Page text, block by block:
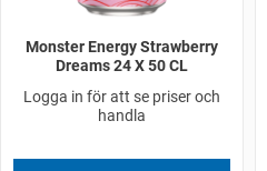
Monster Energy Strawberry
Dreams 24 X 50 CL
Logga in för att se priser och
handla